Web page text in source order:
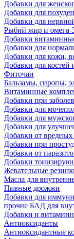
Добавки для
Добавки для
Добавки для
Рыбий жир и омега-
Добавки
Добавки для
Добавки для кожи,
Добавки для костей
Фиточаи
Бальзамы, сиропы,
Витаминные
Добавки при
Добавки для
Добавки для
Добавки для
Добавки от
Добавки при
Добавки от
Добавки
Жевательные
Масла для
Пивные дрожжи
Добавки для
прочие БАД для
Добавки и
Антиоксиданты
Антиоксидантные